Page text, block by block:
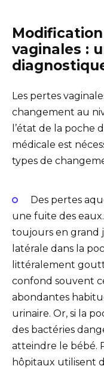
vaginales :
Les pertes
changement au
l’état de la poche
médicale est
types de
Des pertes
une fuite des
toujours en grand
latérale dans la
littéralement
confond souvent
abondantes
urinaire. Or, si la
des bactéries
atteindre le bébé.
hôpitaux utilisent